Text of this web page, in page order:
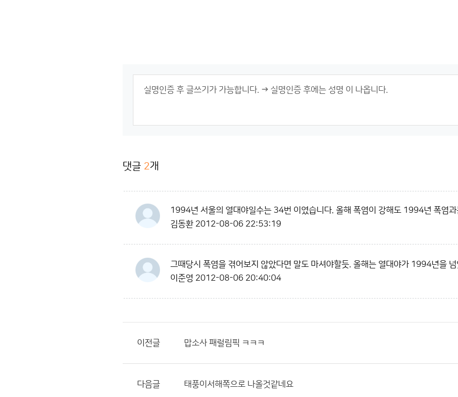
댓글 2개
1994년 서울의 열대야일수는 34번 이였습니다. 올해 폭염이 강해도 1994년 폭염과
김동환 2012-08-06 22:53:19
그때당시 폭염을 겪어보지 않았다면 말도 마셔야할듯. 올해는 열대야가 1994년을
이준영 2012-08-06 20:40:04
이전글 맙소사 패럴림픽 ㅋㅋㅋ
다음글 태풍이서해쪽으로 나올것같네요